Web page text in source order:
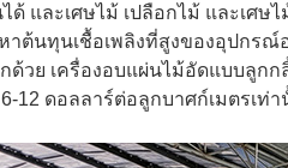
ด้ และเศษไม้ เปลือกไม้ และเศ
ต้นทุนเชื้อเพลิงที่สูงของอุปกรณ์
ด้วย เครื่องอบแผ่นไม้อัดแบบลู
12 ดอลลาร์ต่อลูกบาศก์เมตรเท่